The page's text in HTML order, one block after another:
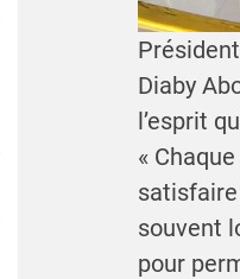
Diaby
l’esprit
«
souvent
pour